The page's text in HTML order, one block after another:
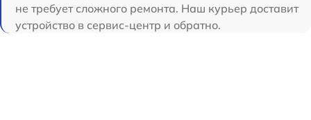
не требует сложного ремонта. Наш курьер доставит
устройство в сервис-центр и обратно.